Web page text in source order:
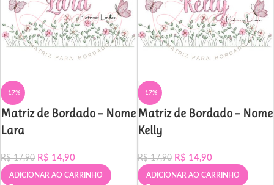
-17%
Matriz de Bordado – Nome
Lara
R$17,90 R$ 14,90
ADICIONAR AO CARRINHO
-17%
Matriz de Bordado – Nome
Kelly
R$17,90 R$ 14,90
ADICIONAR AO CARRINHO